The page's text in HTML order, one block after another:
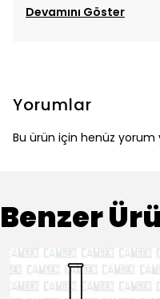
Devamını Göster
Yorumlar
Bu ürün için henüz yorum
Benzer